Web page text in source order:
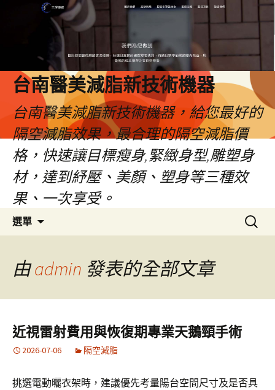
台南醫美減脂新技術機器
台南醫美減脂新技術機器，給您最好的
隔空減脂效果，最合理的隔空減脂價
格，快速讓目標瘦身,緊緻身型,雕塑身
材，達到紓壓、美顏、塑身等三種效
果、一次享受。
選單
容
搜
尋
由admin 發表的全部文章
近視雷射費用與恢復期專業天鵝頸手術
2026-07-06 隔空減脂
挑選電動曬衣架時，建議優先考量陽台空間尺寸及是否具